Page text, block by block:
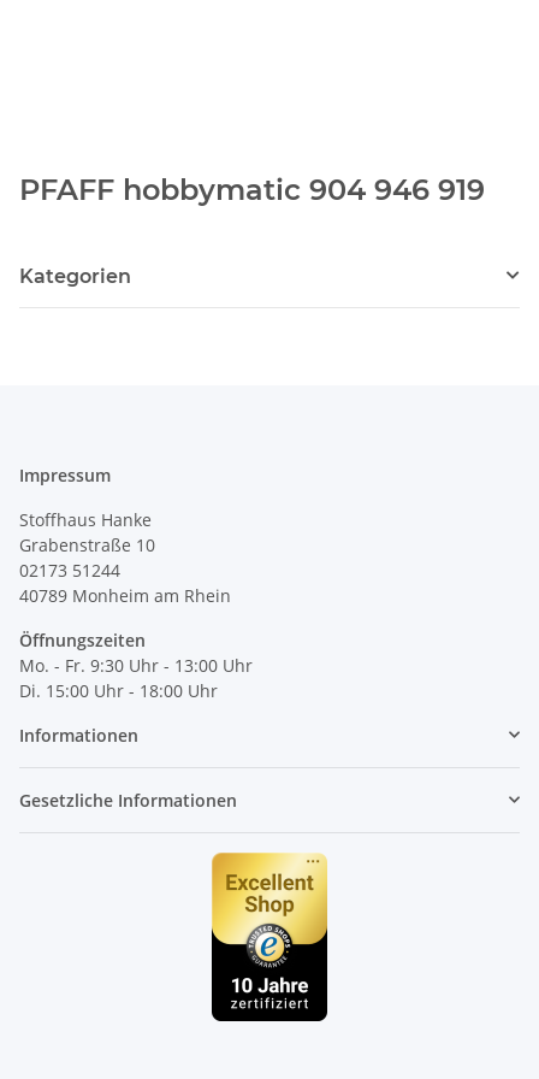
PFAFF hobbymatic 904 946 919
Kategorien
Impressum
Stoffhaus Hanke
Grabenstraße 10
02173 51244
40789 Monheim am Rhein
Öffnungszeiten
Mo. - Fr. 9:30 Uhr - 13:00 Uhr
Di. 15:00 Uhr - 18:00 Uhr
Informationen
Gesetzliche Informationen